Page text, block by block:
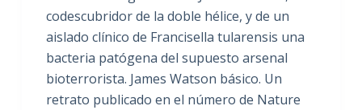
codescubridor de la doble hélice, y de un
aislado clínico de Francisella tularensis una
bacteria patógena del supuesto arsenal
bioterrorista. James Watson básico. Un
retrato publicado en el número de Nature